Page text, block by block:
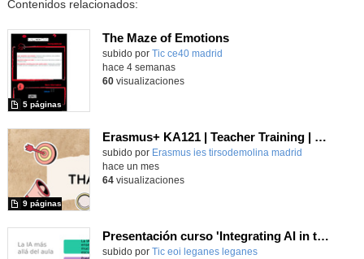
Contenidos relacionados:
The Maze of Emotions
subido por Tic ce40 madrid
5 páginas
hace 4 semanas
60visualizaciones
Erasmus+ KA121 | Teacher Training | Flipped Classroom and Management Solutions | Berlin 2024
Contenido educativo.
subido por Erasmus ies tirsodemolina madrid
9 páginas
hace un mes
64visualizaciones
Presentación curso 'Integrating AI in the Classroom with Critical Thinking'
subido por Tic eoi leganes leganes-